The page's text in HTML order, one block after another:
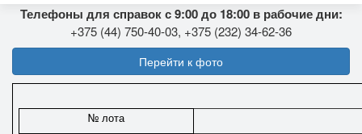
Телефоны для справок с 9:00 до 18:00 в рабочие дни:
+375 (44) 750-40-03, +375 (232) 34-62-36
Перейти к фото
№ лота